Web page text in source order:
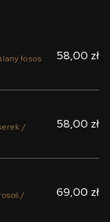
łosos
58,00 zł
/
58,00 zł
/
69,00 zł